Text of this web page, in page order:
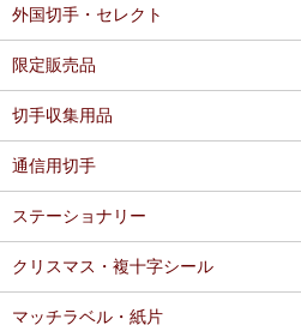
外国切手・セレクト
限定販売品
切手収集用品
通信用切手
ステーショナリー
クリスマス・複十字シール
マッチラベル・紙片